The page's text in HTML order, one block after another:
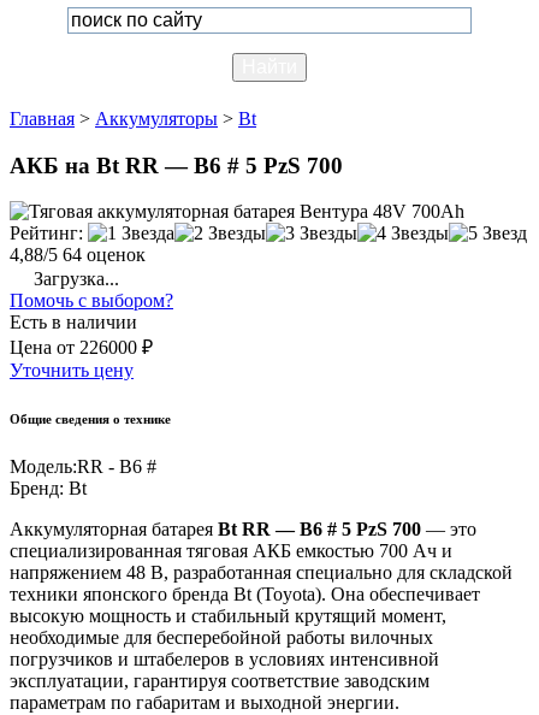
Главная > Аккумуляторы > Bt
АКБ на Bt RR — B6 # 5 PzS 700
Рейтинг:
4,88/5 64 оценок
Загрузка...
Помочь с выбором?
Есть в наличии
Цена от 226000 ₽
Уточнить цену
Общие сведения о технике
Модель:RR - B6 #
Бренд: Bt
Аккумуляторная батарея Bt RR — B6 # 5 PzS 700 — это
специализированная тяговая АКБ емкостью 700 Ач и
напряжением 48 В, разработанная специально для складской
техники японского бренда Bt (Toyota). Она обеспечивает
высокую мощность и стабильный крутящий момент,
необходимые для бесперебойной работы вилочных
погрузчиков и штабелеров в условиях интенсивной
эксплуатации, гарантируя соответствие заводским
параметрам по габаритам и выходной энергии.